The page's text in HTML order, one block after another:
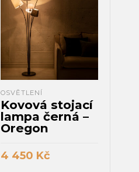
OSVĚTLENÍ
Kovová stojací
lampa černá –
Oregon
4 450 Kč